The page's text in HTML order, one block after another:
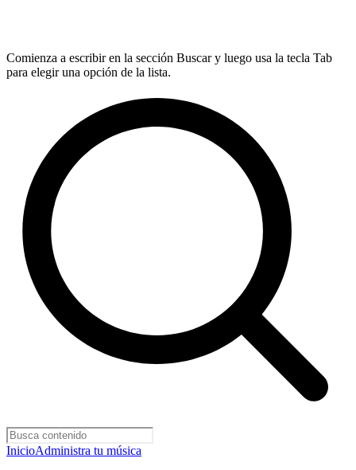
Comienza a escribir en la sección Buscar y luego usa la tecla Tab
para elegir una opción de la lista.
InicioAdministra tu música